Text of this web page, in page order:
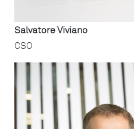
Salvatore Viviano
CSO